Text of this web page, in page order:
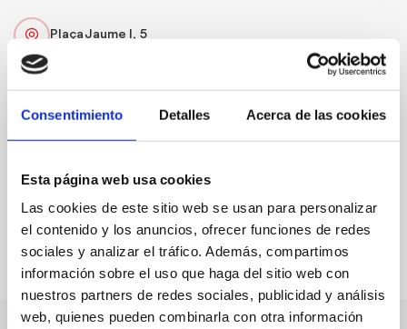
Consentimiento Detalles Acerca de las cookies
Esta página web usa cookies
Las cookies de este sitio web se usan para personalizar
el contenido y los anuncios, ofrecer funciones de redes
sociales y analizar el tráfico. Además, compartimos
información sobre el uso que haga del sitio web con
nuestros partners de redes sociales, publicidad y análisis
web, quienes pueden combinarla con otra información
FAVORITS
Plaça Jaume I, 5
csp_denia@gva.es